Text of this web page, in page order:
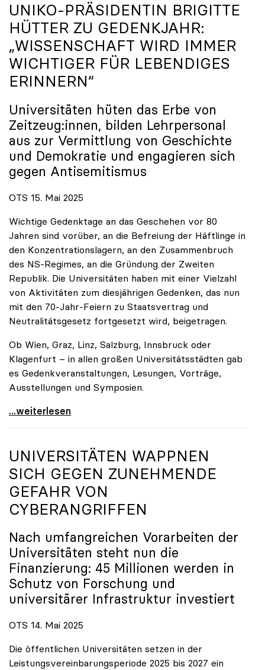
UNIKO-PRÄSIDENTIN BRIGITTE
HÜTTER ZU GEDENKJAHR:
„WISSENSCHAFT WIRD IMMER
WICHTIGER FÜR LEBENDIGES
ERINNERN“
Universitäten hüten das Erbe von
Zeitzeug:innen, bilden Lehrpersonal
aus zur Vermittlung von Geschichte
und Demokratie und engagieren sich
gegen Antisemitismus
OTS 15. Mai 2025
Wichtige Gedenktage an das Geschehen vor 80
Jahren sind vorüber, an die Befreiung der Häftlinge in
den Konzentrationslagern, an den Zusammenbruch
des NS-Regimes, an die Gründung der Zweiten
Republik. Die Universitäten haben mit einer Vielzahl
von Aktivitäten zum diesjährigen Gedenken, das nun
mit den 70-Jahr-Feiern zu Staatsvertrag und
Neutralitätsgesetz fortgesetzt wird, beigetragen.
Ob Wien, Graz, Linz, Salzburg, Innsbruck oder
Klagenfurt – in allen großen Universitätsstädten gab
es Gedenkveranstaltungen, Lesungen, Vorträge,
Ausstellungen und Symposien.
uniko-Präsidentin Brigitte Hütter zu Gedenkjahr:
...weiterlesen
UNIVERSITÄTEN WAPPNEN
SICH GEGEN ZUNEHMENDE
GEFAHR VON
CYBERANGRIFFEN
Nach umfangreichen Vorarbeiten der
Universitäten steht nun die
Finanzierung: 45 Millionen werden in
Schutz von Forschung und
universitärer Infrastruktur investiert
OTS 14. Mai 2025
Die öffentlichen Universitäten setzen in der
Leistungsvereinbarungsperiode 2025 bis 2027 ein